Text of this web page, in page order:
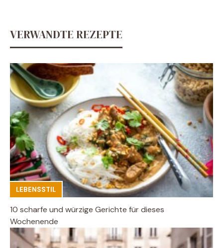
VERWANDTE REZEPTE
LEBENSSTIL
10 scharfe und würzige Gerichte für dieses
Wochenende